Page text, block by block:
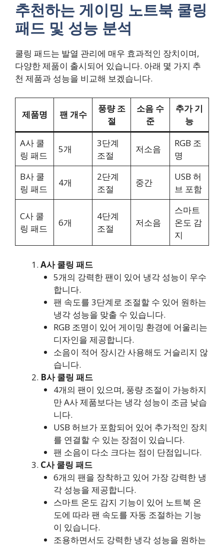
추천하는 게이밍 노트북 쿨링
패드 및 성능 분석
쿨링 패드는 발열 관리에 매우 효과적인 장치이며,
다양한 제품이 출시되어 있습니다. 아래 몇 가지 추
천 제품과 성능을 비교해 보겠습니다.
제품명 팬 개수
풍량 조
절
소음 수
준
추가 기
능
A사 쿨
링 패드
5개
3단계
조절
저소음
RGB 조
명
B사 쿨
링 패드
4개
2단계
조절
중간
USB 허
브 포함
C사 쿨
링 패드
6개
4단계
조절
저소음
스마트
온도 감
지
A사 쿨링 패드
5개의 강력한 팬이 있어 냉각 성능이 우수
합니다.
팬 속도를 3단계로 조절할 수 있어 원하는
냉각 성능을 맞출 수 있습니다.
RGB 조명이 있어 게이밍 환경에 어울리는
디자인을 제공합니다.
소음이 적어 장시간 사용해도 거슬리지 않
습니다.
B사 쿨링 패드
4개의 팬이 있으며, 풍량 조절이 가능하지
만 A사 제품보다는 냉각 성능이 조금 낮습
니다.
USB 허브가 포함되어 있어 추가적인 장치
를 연결할 수 있는 장점이 있습니다.
팬 소음이 다소 크다는 점이 단점입니다.
C사 쿨링 패드
6개의 팬을 장착하고 있어 가장 강력한 냉
각 성능을 제공합니다.
스마트 온도 감지 기능이 있어 노트북 온
도에 따라 팬 속도를 자동 조절하는 기능
이 있습니다.
조용하면서도 강력한 냉각 성능을 원하는